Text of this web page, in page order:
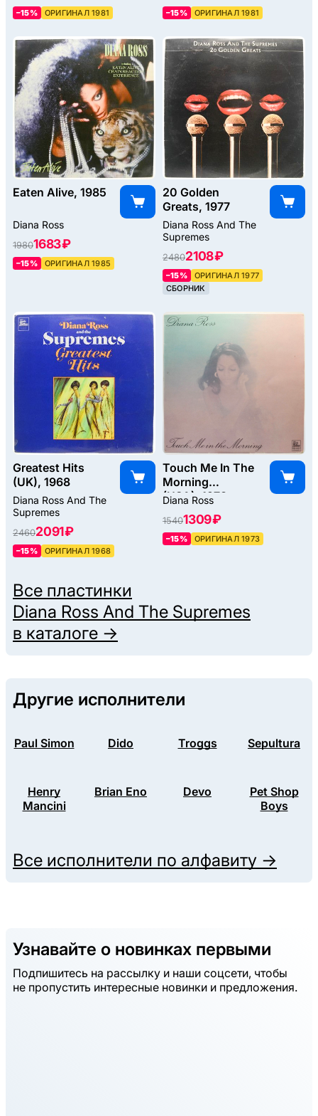
–15% ОРИГИНАЛ 1981 –15% ОРИГИНАЛ 1981
Eaten Alive, 1985
Diana Ross
19801683 ₽
–15% ОРИГИНАЛ 1985
20 Golden
Greats, 1977
Diana Ross And The
Supremes
24802108 ₽
–15%
ОРИГИНАЛ 1977
СБОРНИК
Greatest Hits
(UK), 1968
Diana Ross And The
Supremes
24602091 ₽
–15% ОРИГИНАЛ 1968
Touch Me In The
Morning
(USA), 1973
Diana Ross
15401309 ₽
–15% ОРИГИНАЛ 1973
Все пластинки
Diana Ross And The Supremes
в каталоге →
Другие исполнители
Paul Simon Dido Troggs Sepultura
Henry
Mancini
Brian Eno Devo
Pet Shop
Boys
Все исполнители по алфавиту →
Узнавайте о новинках первыми
Подпишитесь на рассылку и наши соцсети, чтобы
не пропустить интересные новинки и предложения.